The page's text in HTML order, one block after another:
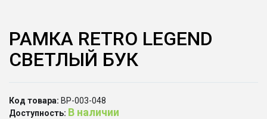
РАМКА RETRO LEGEND
СВЕТЛЫЙ БУК
Код товара: ВР-003-048
Доступность: В наличии